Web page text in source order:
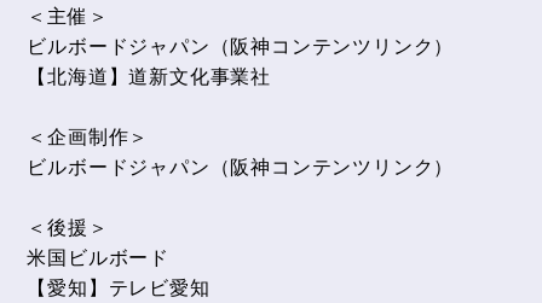
＜主催＞
ビルボードジャパン（阪神コンテンツリンク）
【北海道】道新文化事業社
＜企画制作＞
ビルボードジャパン（阪神コンテンツリンク）
＜後援＞
米国ビルボード
【愛知】テレビ愛知